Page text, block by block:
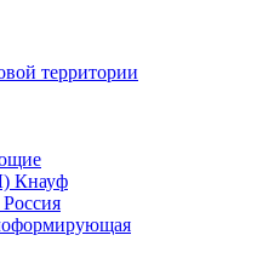
территории
Кнауф